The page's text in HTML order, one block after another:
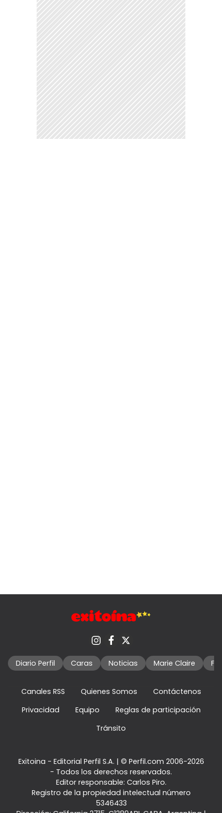
Diario Perfil Caras Noticias Marie Claire
Canales RSS Quienes Somos
Contáctenos
Privacidad
Equipo
Reglas de participación
Tránsito
Exitoina - Editorial Perfil S.A. | © Perfil.com 2006-2026
- Todos los derechos reservados.
Editor responsable: Carlos Piro.
Registro de la propiedad intelectual número
5346433